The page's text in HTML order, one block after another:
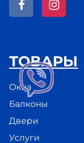
ТОВАРЫ
Окна
Балконы
Двери
Услуги